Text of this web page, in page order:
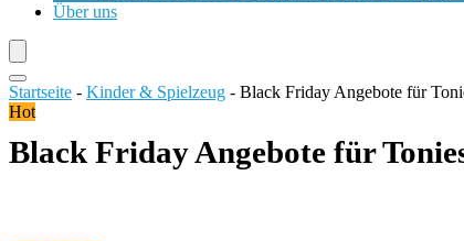
Über uns
Startseite - Kinder & Spielzeug - Black Friday Angebote für
Hot
Black Friday Angebote für